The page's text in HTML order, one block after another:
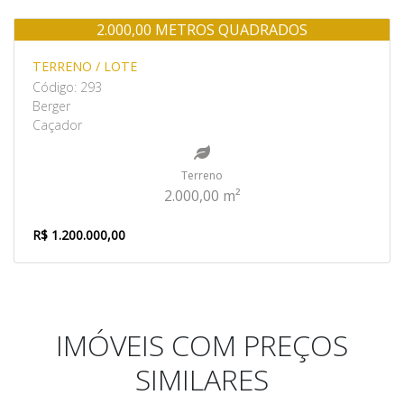
Venda
2.000,00 METROS QUADRADOS
TERRENO / LOTE
Código: 293
Berger
Caçador
Terreno
2.000,00 m²
R$ 1.200.000,00
IMÓVEIS COM PREÇOS
SIMILARES